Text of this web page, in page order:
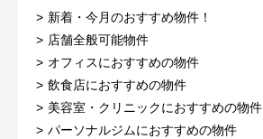
新着・今月のおすすめ物件！
店舗全般可能物件
オフィスにおすすめの物件
飲食店におすすめの物件
美容室・クリニックにおすすめの物件
パーソナルジムにおすすめの物件